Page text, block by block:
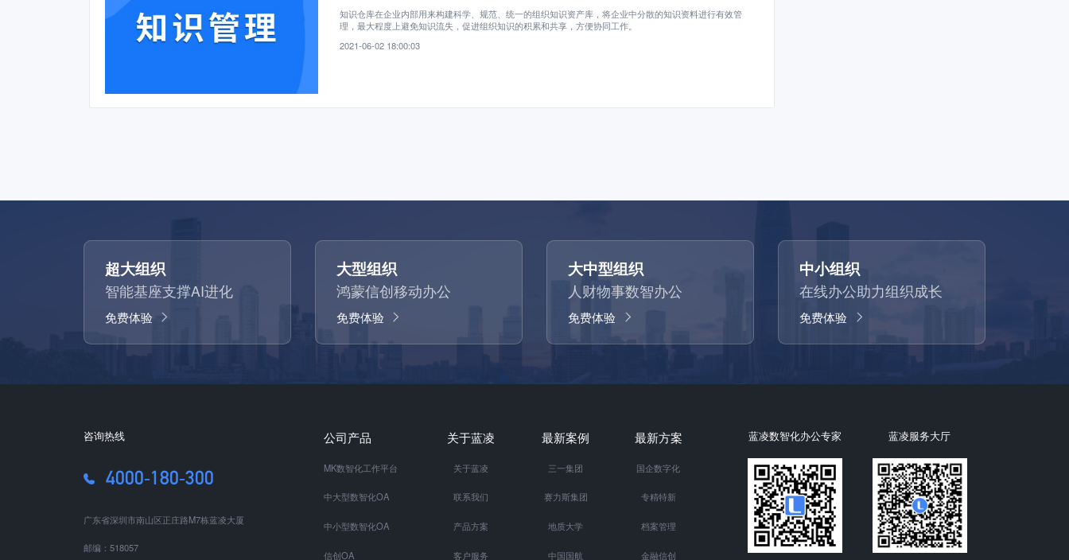
知识仓库在企业内部用来构建科学、规范、统一的组织知识资产库，将企业中分散的知识资料进行有效管
理，最大程度上避免知识流失，促进组织知识的积累和共享，方便协同工作。
2021-06-02 18:00:03
超大组织
智能基座支撑AI进化
免费体验
大型组织
鸿蒙信创移动办公
免费体验
大中型组织
人财物事数智办公
免费体验
中小组织
在线办公助力组织成长
免费体验
咨询热线
4000-180-300
广东省深圳市南山区正庄路M7栋蓝凌大厦
邮编：518057
公司产品
MK数智化工作平台
中大型数智化OA
中小型数智化OA
信创OA
关于蓝凌
关于蓝凌
联系我们
产品方案
客户服务
最新案例
三一集团
赛力斯集团
地质大学
中国国航
最新方案
国企数字化
专精特新
档案管理
金融信创
蓝凌数智化办公专家 蓝凌服务大厅